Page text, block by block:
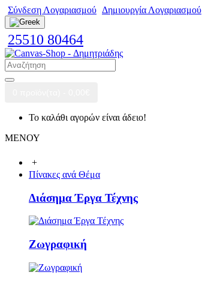
Σύνδεση Λογαριασμού Δημιουργία Λογαριασμού
25510 80464
Το καλάθι αγορών είναι άδειο!
ΜΕΝΟΥ
+
Πίνακες ανά Θέμα
Διάσημα Έργα Τέχνης
Ζωγραφική